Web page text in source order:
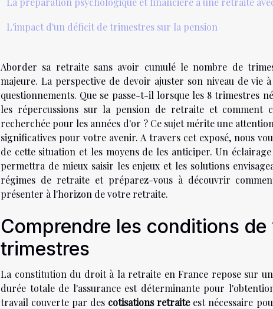
L'impact d'un déficit de trimestres sur la pension
Aborder sa retraite sans avoir cumulé le nombre de
majeure. La perspective de devoir ajuster son niveau de vie
questionnements. Que se passe-t-il lorsque les 8 trimestres
les répercussions sur la pension de retraite et
recherchée pour les années d'or ? Ce sujet mérite une
significatives pour votre avenir. A travers cet exposé, nous
de cette situation et les moyens de les anticiper. Un
permettra de mieux saisir les enjeux et les solutions
régimes de retraite et préparez-vous à découvrir
présenter à l'horizon de votre retraite.
Comprendre les conditions
trimestres
La constitution du droit à la retraite en France repose sur
durée totale de l'assurance est déterminante pour
travail couverte par des cotisations retraiteest nécessaire